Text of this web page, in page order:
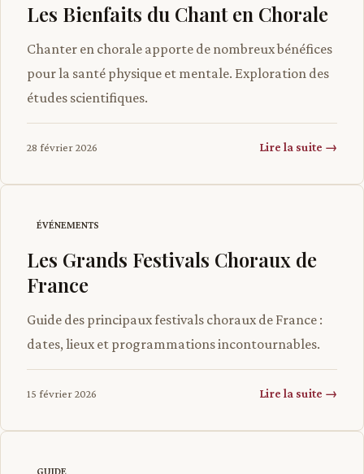
Les Bienfaits du Chant en Chorale
Chanter en chorale apporte de nombreux bénéfices
pour la santé physique et mentale. Exploration des
études scientifiques.
28 février 2026 Lire la suite →
ÉVÉNEMENTS
Les Grands Festivals Choraux de
France
Guide des principaux festivals choraux de France :
dates, lieux et programmations incontournables.
15 février 2026 Lire la suite →
GUIDE